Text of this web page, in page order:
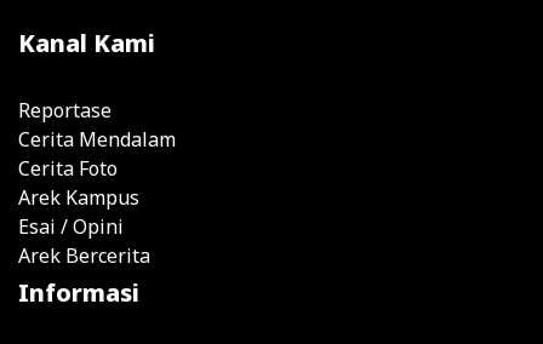
Kanal Kami
Reportase
Cerita Mendalam
Cerita Foto
Arek Kampus
Esai / Opini
Arek Bercerita
Informasi